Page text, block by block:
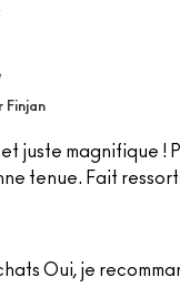
Finjan
juste magnifique !
tenue. Fait
Oui, je